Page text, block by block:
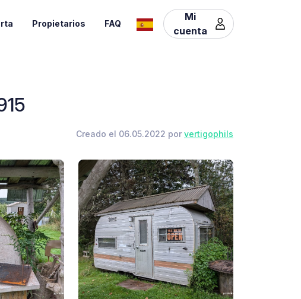
Propietarios FAQ
Mi
cuenta
Creado el 06.05.2022 por vertigophils